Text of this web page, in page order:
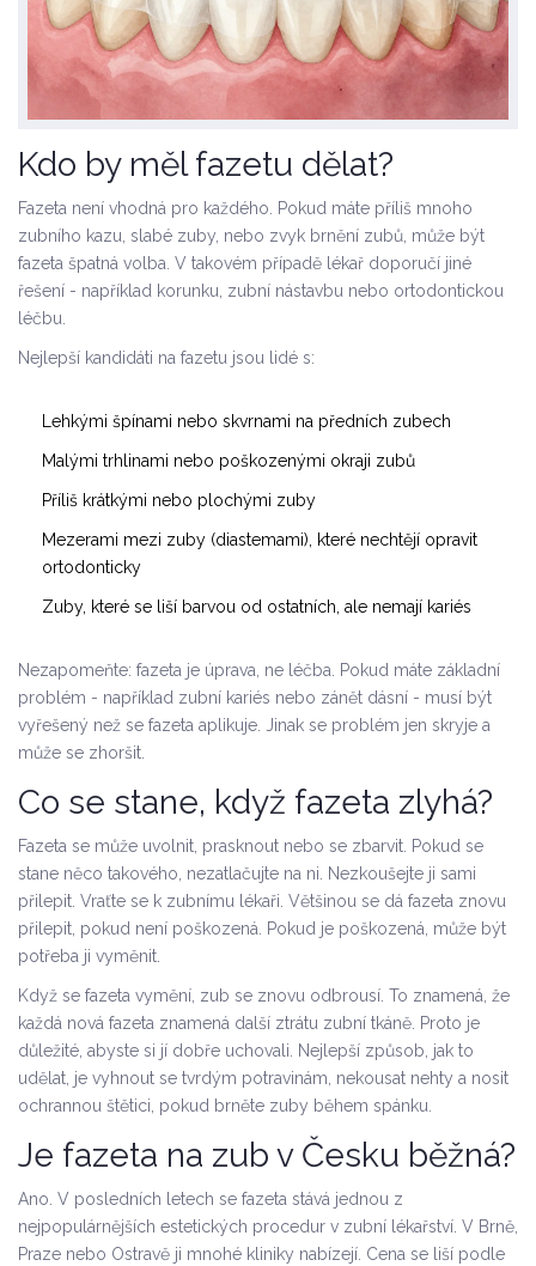
Kdo by měl fazetu dělat?
Fazeta není vhodná pro každého. Pokud máte příliš mnoho
zubního kazu, slabé zuby, nebo zvyk brnění zubů, může být
fazeta špatná volba. V takovém případě lékař doporučí jiné
řešení - například korunku, zubní nástavbu nebo ortodontickou
léčbu.
Nejlepší kandidáti na fazetu jsou lidé s:
Lehkými špínami nebo skvrnami na předních zubech
Malými trhlinami nebo poškozenými okraji zubů
Příliš krátkými nebo plochými zuby
Mezerami mezi zuby (diastemami), které nechtějí opravit
ortodonticky
Zuby, které se liší barvou od ostatních, ale nemají kariés
Nezapomeňte: fazeta je úprava, ne léčba. Pokud máte základní
problém - například zubní kariés nebo zánět dásní - musí být
vyřešený než se fazeta aplikuje. Jinak se problém jen skryje a
může se zhoršit.
Co se stane, když fazeta zlyhá?
Fazeta se může uvolnit, prasknout nebo se zbarvit. Pokud se
stane něco takového, nezatlačujte na ni. Nezkoušejte ji sami
přilepit. Vraťte se k zubnímu lékaři. Většinou se dá fazeta znovu
přilepit, pokud není poškozená. Pokud je poškozená, může být
potřeba ji vyměnit.
Když se fazeta vymění, zub se znovu odbrousí. To znamená, že
každá nová fazeta znamená další ztrátu zubní tkáně. Proto je
důležité, abyste si jí dobře uchovali. Nejlepší způsob, jak to
udělat, je vyhnout se tvrdým potravinám, nekousat nehty a nosit
ochrannou štětici, pokud brněte zuby během spánku.
Je fazeta na zub v Česku běžná?
Ano. V posledních letech se fazeta stává jednou z
nejpopulárnějších estetických procedur v zubní lékařství. V Brně,
Praze nebo Ostravě ji mnohé kliniky nabízejí. Cena se liší podle